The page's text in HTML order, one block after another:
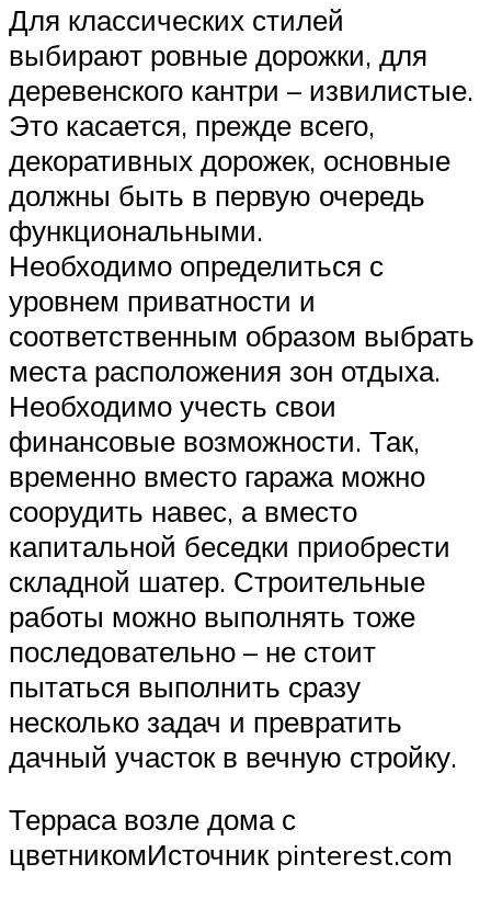
Для классических стилей
выбирают ровные дорожки, для
деревенского кантри – извилистые.
Это касается, прежде всего,
декоративных дорожек, основные
должны быть в первую очередь
функциональными.
Необходимо определиться с
уровнем приватности и
соответственным образом выбрать
места расположения зон отдыха.
Необходимо учесть свои
финансовые возможности. Так,
временно вместо гаража можно
соорудить навес, а вместо
капитальной беседки приобрести
складной шатер. Строительные
работы можно выполнять тоже
последовательно – не стоит
пытаться выполнить сразу
несколько задач и превратить
дачный участок в вечную стройку.
Терраса возле дома с
цветникомИсточник pinterest.com